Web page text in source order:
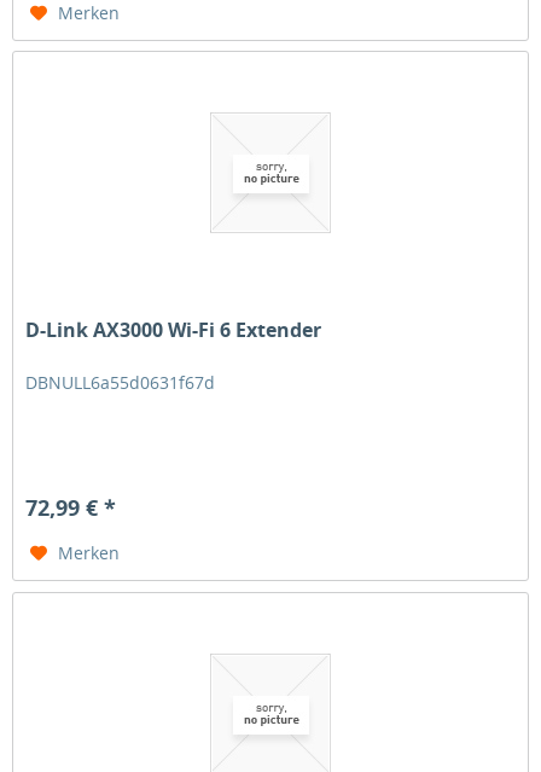
Merken
D-Link AX3000 Wi-Fi 6 Extender
DBNULL6a55d0631f67d
72,99 € *
Merken